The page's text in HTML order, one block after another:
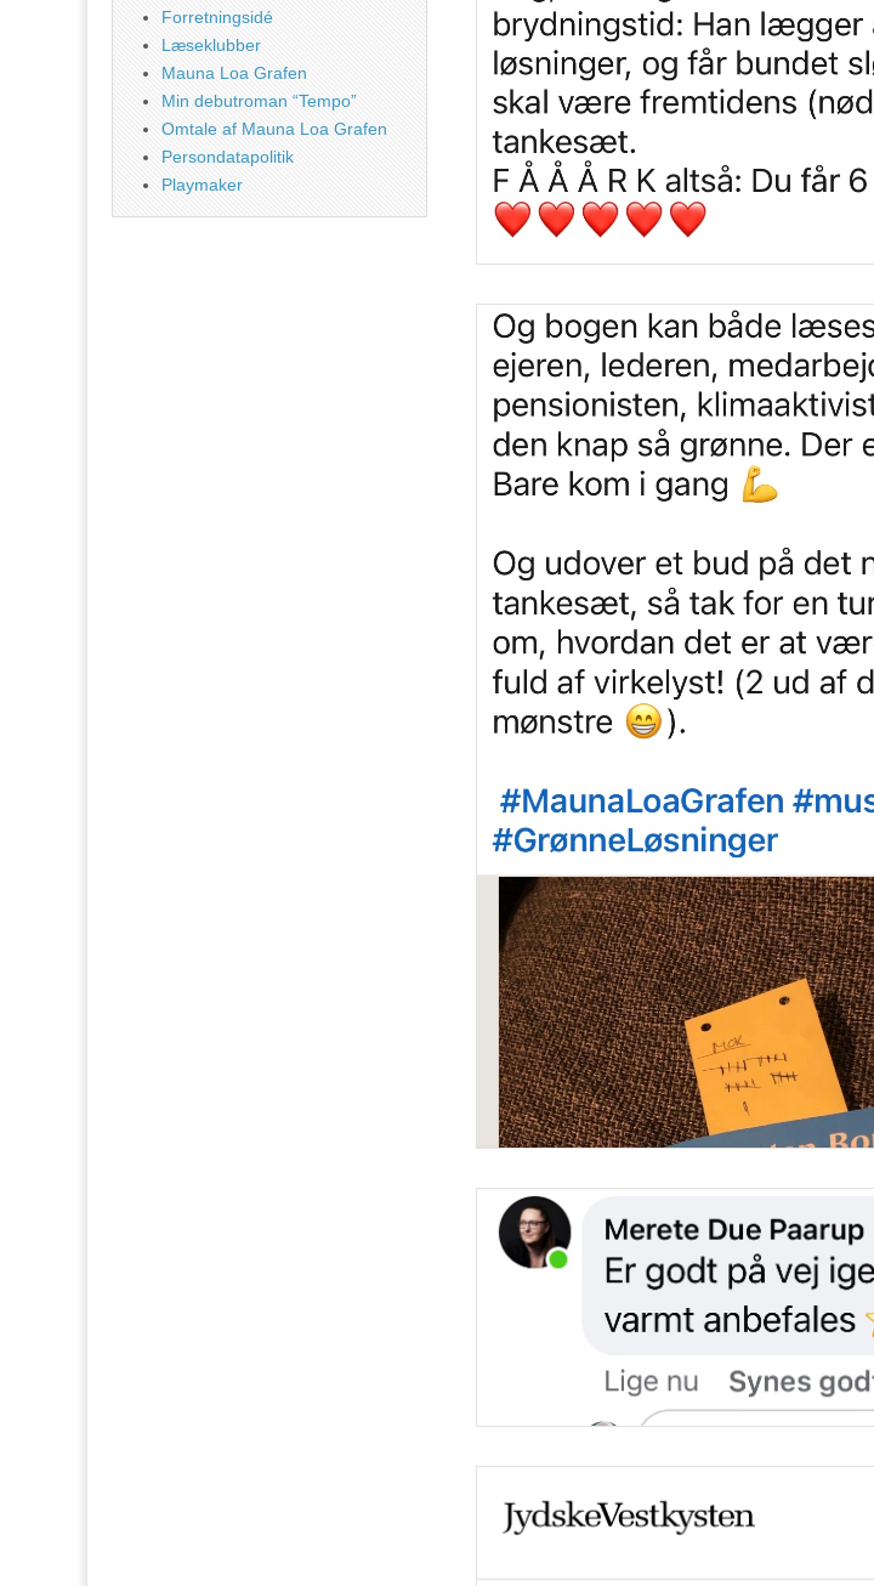
Forretningsidé
Læseklubber
Mauna Loa Grafen
Min debutroman “Tempo”
Omtale af Mauna Loa Grafen
Persondatapolitik
Playmaker